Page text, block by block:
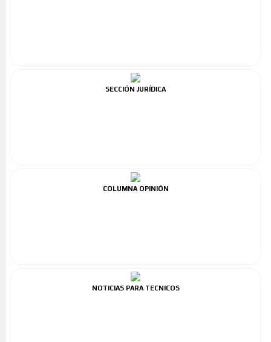
SECCIÓN JURÍDICA
COLUMNA OPINIÓN
NOTICIAS PARA TECNICOS